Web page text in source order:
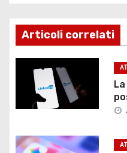
g
a
i
o
Articoli correlati